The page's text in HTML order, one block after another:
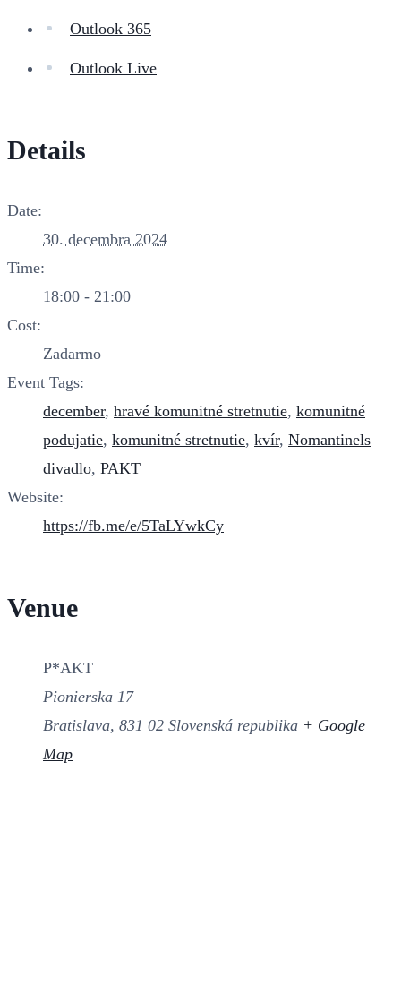
Outlook 365
Outlook Live
Details
Date:
30. decembra 2024
Time:
18:00 - 21:00
Cost:
Zadarmo
Event Tags:
december, hravé komunitné stretnutie, komunitné
podujatie, komunitné stretnutie, kvír, Nomantinels
divadlo, PAKT
Website:
https://fb.me/e/5TaLYwkCy
Venue
P*AKT
Pionierska 17
Bratislava, 831 02 Slovenská republika + Google
Map